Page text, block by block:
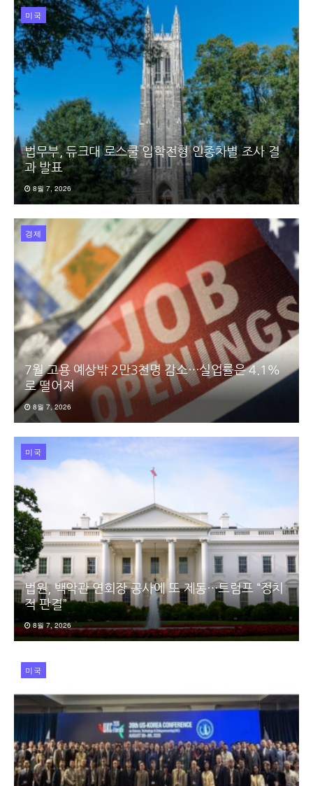
미국
법무부, 듀크대 로스쿨 입학전형 인종차별 조사 결
과 발표
8월 7, 2026
경제
7월 고용 예상밖 2만3천명 감소…실업률은 4.1%
로 떨어져
8월 7, 2026
미국
법원, 백악관 연회장 공사에 또 제동…트럼프 “정치
적 판결”
8월 7, 2026
미국